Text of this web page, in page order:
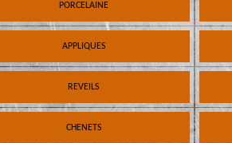
PORCELAINE
APPLIQUES
REVEILS
CHENETS